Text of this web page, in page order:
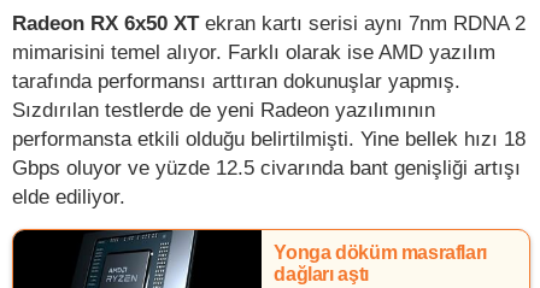
Radeon RX 6x50 XTekran kartı serisi aynı 7nm RDNA 2
mimarisini temel alıyor. Farklı olarak ise AMD yazılım
tarafında performansı arttıran dokunuşlar yapmış.
Sızdırılan testlerde de yeni Radeon yazılımının
performansta etkili olduğu belirtilmişti. Yine bellek hızı 18
Gbps oluyor ve yüzde 12.5 civarında bant genişliği artışı
elde ediliyor.
Yonga döküm masrafları
dağları aştı